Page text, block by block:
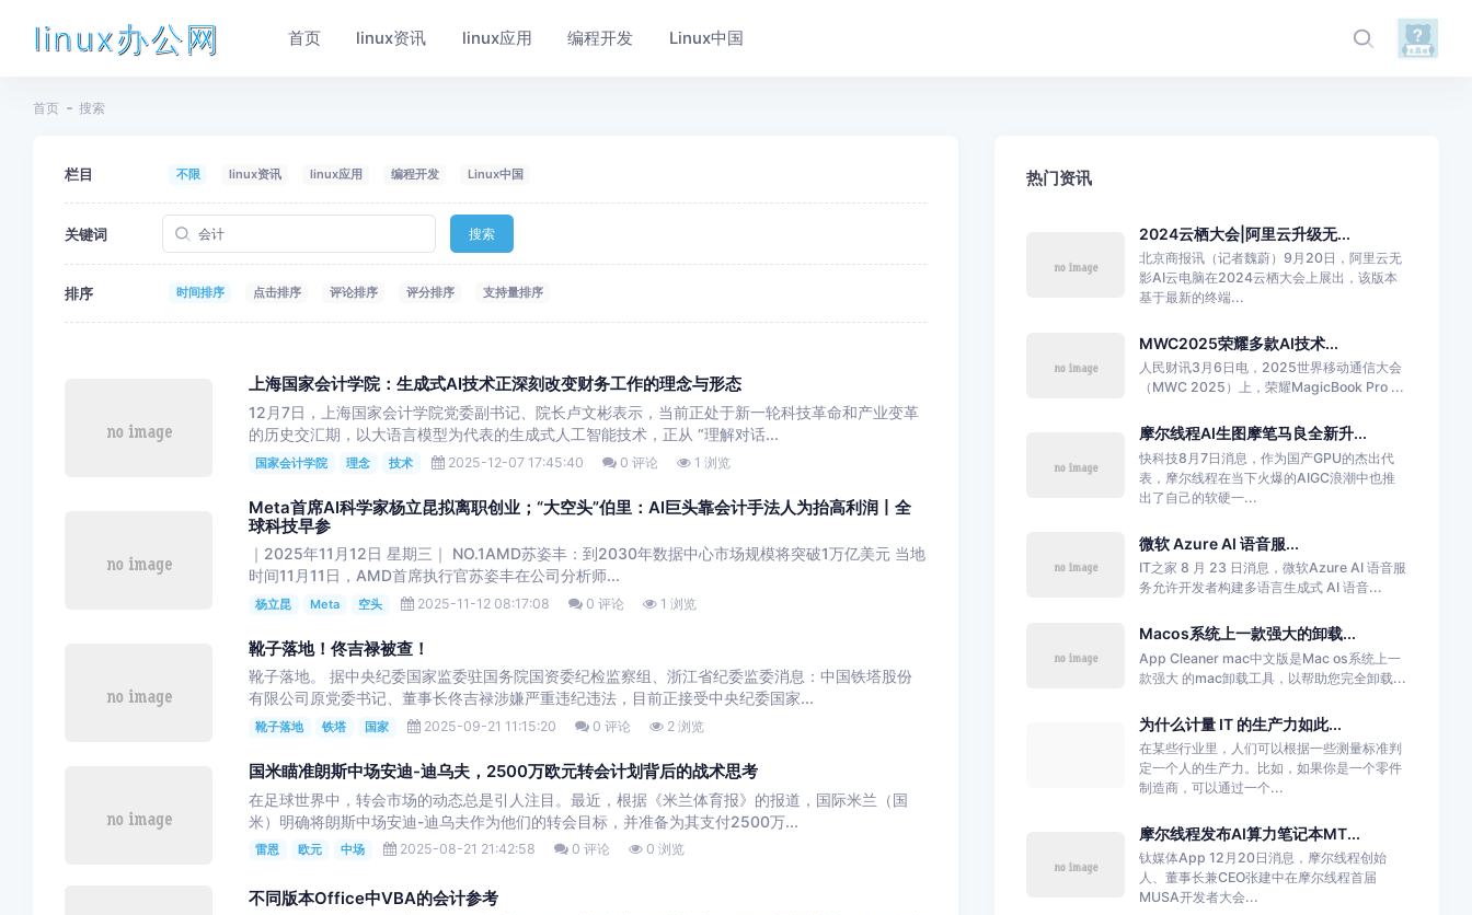
linux办公网 首页 linux资讯 linux应用 编程开发 Linux中国
首页 搜索
栏目 不限 linux资讯 linux应用 编程开发 Linux中国
关键词 搜索
排序 时间排序 点击排序 评论排序 评分排序 支持量排序
上海国家会计学院：生成式AI技术正深刻改变财务工作的理念与形态
12月7日，上海国家会计学院党委副书记、院长卢文彬表示，当前正处于新一轮科技革命和产业变革
的历史交汇期，以大语言模型为代表的生成式人工智能技术，正从 “理解对话...
国家会计学院 理念 技术 2025-12-07 17:45:40 0 评论 1 浏览
Meta首席AI科学家杨立昆拟离职创业；“大空头”伯里：AI巨头靠会计手法人为抬高利润丨全
球科技早参
｜2025年11月12日 星期三｜ NO.1AMD苏姿丰：到2030年数据中心市场规模将突破1万亿美元 当地
时间11月11日，AMD首席执行官苏姿丰在公司分析师...
杨立昆 Meta 空头 2025-11-12 08:17:08 0 评论 1 浏览
靴子落地！佟吉禄被查！
靴子落地。 据中央纪委国家监委驻国务院国资委纪检监察组、浙江省纪委监委消息：中国铁塔股份
有限公司原党委书记、董事长佟吉禄涉嫌严重违纪违法，目前正接受中央纪委国家...
靴子落地 铁塔 国家 2025-09-21 11:15:20 0 评论 2 浏览
国米瞄准朗斯中场安迪-迪乌夫，2500万欧元转会计划背后的战术思考
在足球世界中，转会市场的动态总是引人注目。最近，根据《米兰体育报》的报道，国际米兰（国
米）明确将朗斯中场安迪-迪乌夫作为他们的转会目标，并准备为其支付2500万...
雷恩 欧元 中场 2025-08-21 21:42:58 0 评论 0 浏览
不同版本Office中VBA的会计参考
热门资讯
2024云栖大会|阿里云升级无...
北京商报讯（记者魏蔚）9月20日，阿里云无
影AI云电脑在2024云栖大会上展出，该版本
基于最新的终端...
MWC2025荣耀多款AI技术...
人民财讯3月6日电，2025世界移动通信大会
（MWC 2025）上，荣耀MagicBook Pro ...
摩尔线程AI生图摩笔马良全新升...
快科技8月7日消息，作为国产GPU的杰出代
表，摩尔线程在当下火爆的AIGC浪潮中也推
出了自己的软硬一...
微软 Azure AI 语音服...
IT之家 8 月 23 日消息，微软Azure AI 语音服
务允许开发者构建多语言生成式 AI 语音...
Macos系统上一款强大的卸载...
App Cleaner mac中文版是Mac os系统上一
款强大 的mac卸载工具，以帮助您完全卸载...
为什么计量 IT 的生产力如此...
在某些行业里，人们可以根据一些测量标准判
定一个人的生产力。比如，如果你是一个零件
制造商，可以通过一个...
摩尔线程发布AI算力笔记本MT...
钛媒体App 12月20日消息，摩尔线程创始
人、董事长兼CEO张建中在摩尔线程首届
MUSA开发者大会...